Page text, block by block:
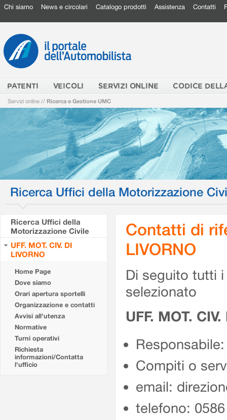
Chi siamo News e circolari Catalogo prodotti Assistenza Contatti
PATENTI VEICOLI SERVIZI ONLINE CODICE
Servizi online // Ricerca e Gestione UMC
Ricerca Uffici della Motorizzazione
Ricerca Uffici della
Motorizzazione Civile
UFF. MOT. CIV. DI
LIVORNO
Home Page
Dove siamo
Orari apertura sportelli
Organizzazione e contatti
Avvisi all'utenza
Normative
Turni operativi
Richiesta
informazioni/Contatta
l'ufficio
Contatti di
LIVORNO
Di seguito tutti
selezionato
UFF. MOT.
Compiti o
email:
telefono: